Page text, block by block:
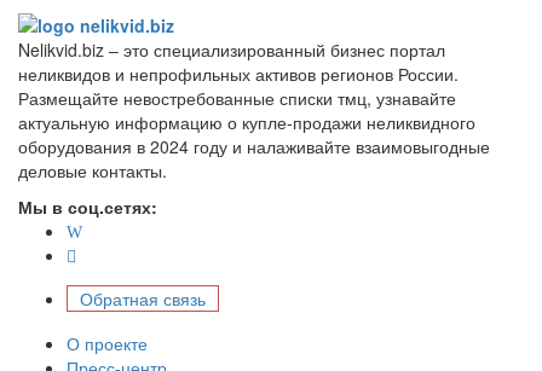
Nelikvid.biz – это специализированный бизнес портал
неликвидов и непрофильных активов регионов России.
Размещайте невостребованные списки тмц, узнавайте
актуальную информацию о купле-продажи неликвидного
оборудования в 2024 году и налаживайте взаимовыгодные
деловые контакты.
Мы в соц.сетях:
Обратная связь
О проекте